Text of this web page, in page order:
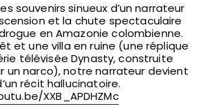
souvenirs sinueux d’un narrateur
et la chute spectaculaire
en Amazonie colombienne.
et une villa en ruine (une réplique
télévisée Dynasty, construite
un narco), notre narrateur devient
récit hallucinatoire.
XXB_APDHZMc